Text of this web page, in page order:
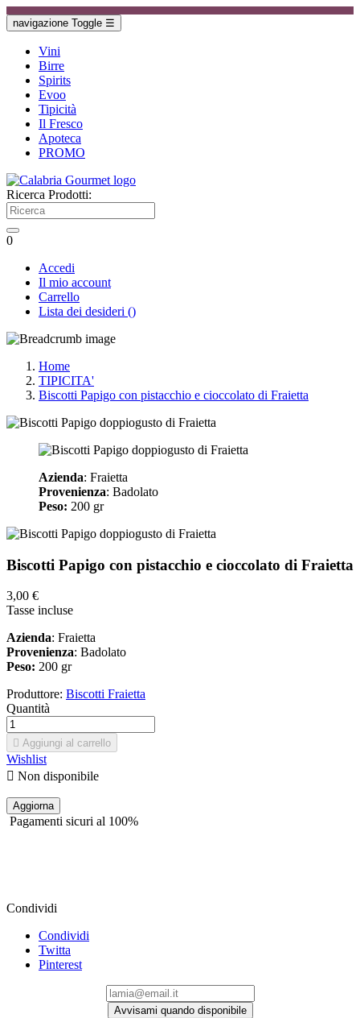
navigazione Toggle ☰
Vini
Birre
Spirits
Evoo
Tipicità
Il Fresco
Apoteca
PROMO
Ricerca Prodotti:
0
Accedi
Il mio account
Carrello
Lista dei desideri ()
Home
TIPICITA'
Biscotti Papigo con pistacchio e cioccolato di Fraietta
Azienda: Fraietta
Provenienza: Badolato
Peso: 200 gr
Biscotti Papigo con pistacchio e cioccolato di Fraietta
3,00 €
Tasse incluse
Azienda: Fraietta
Provenienza: Badolato
Peso: 200 gr
Produttore: Biscotti Fraietta
Quantità
 Aggiungi al carrello
Wishlist
 Non disponibile
Pagamenti sicuri al 100%
Condividi
Condividi
Twitta
Pinterest
Avvisami quando disponibile